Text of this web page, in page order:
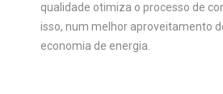
qualidade otimiza o processo de
isso, num melhor aproveitamento
economia de energia.